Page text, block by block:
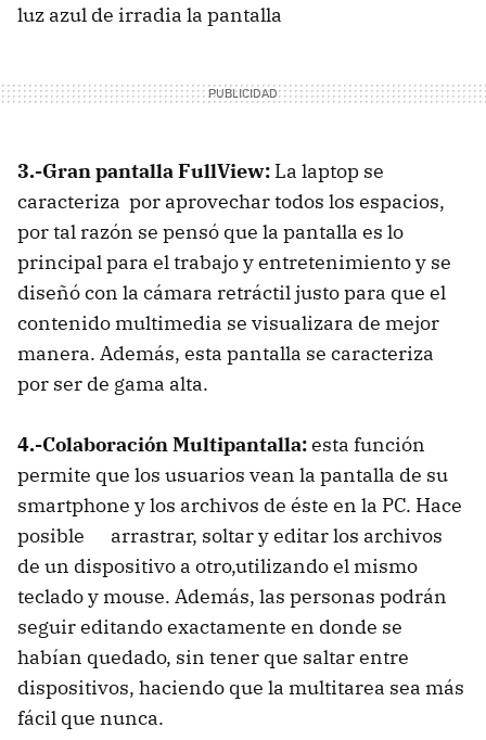
luz azul de irradia la pantalla
3.-Gran pantalla FullView: La laptop se
caracteriza por aprovechar todos los espacios,
por tal razón se pensó que la pantalla es lo
principal para el trabajo y entretenimiento y se
diseñó con la cámara retráctil justo para que el
contenido multimedia se visualizara de mejor
manera. Además, esta pantalla se caracteriza
por ser de gama alta.
4.-Colaboración Multipantalla:esta función
permite que los usuarios vean la pantalla de su
smartphone y los archivos de éste en la PC. Hace
posible arrastrar, soltar y editar los archivos
de un dispositivo a otro,utilizando el mismo
teclado y mouse. Además, las personas podrán
seguir editando exactamente en donde se
habían quedado, sin tener que saltar entre
dispositivos, haciendo que la multitarea sea más
fácil que nunca.